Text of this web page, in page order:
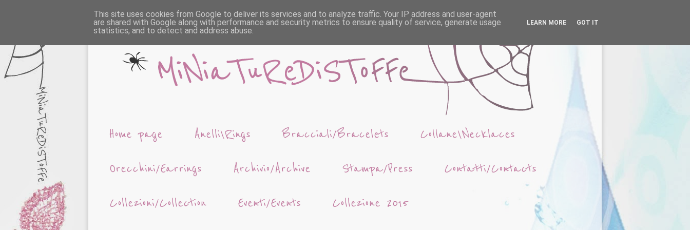
Home page Anelli\Rings Bracciali/Bracelets Collane\Necklaces
Orecchini/Earrings Archivio/Archive Stampa/Press Contatti/Contacts
Collezioni/Collection Eventi/Events Collezione 2015
This site uses cookies from Google to deliver its services and to analyze traffic. Your IP address and user-agent
are shared with Google along with performance and security metrics to ensure quality of service, generate usage
statistics, and to detect and address abuse.
LEARN MORE GOT IT